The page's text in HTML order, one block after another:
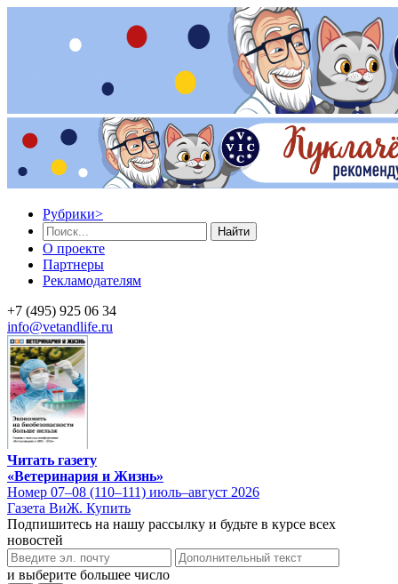
Рубрики>
Найти
О проекте
Партнеры
Рекламодателям
+7 (495) 925 06 34
info@vetandlife.ru
Читать газету
«Ветеринария и Жизнь»
Номер 07–08 (110–111) июль–август 2026
Газета ВиЖ. Купить
Подпишитесь на нашу рассылку и будьте в курсе всех
новостей
и выберите большее число